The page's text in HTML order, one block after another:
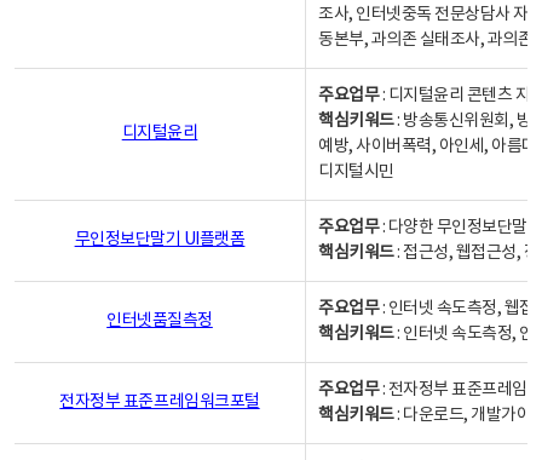
조사, 인터넷중독 전문상담사 자
동본부, 과의존 실태조사, 과의존
디지털윤리
주요업무: 디지털윤리 콘텐츠 지
핵심키워드: 방송통신위원회, 방
예방, 사이버폭력, 아인세, 아름
디지털시민
무인정보단말기 UI플랫폼
주요업무: 다양한 무인정보단말
핵심키워드: 접근성, 웹접근성,
인터넷품질측정
주요업무: 인터넷 속도측정, 웹접
핵심키워드: 인터넷 속도측정, 인
전자정부 표준프레임워크포털
주요업무: 전자정부 표준프레임
핵심키워드: 다운로드, 개발가이